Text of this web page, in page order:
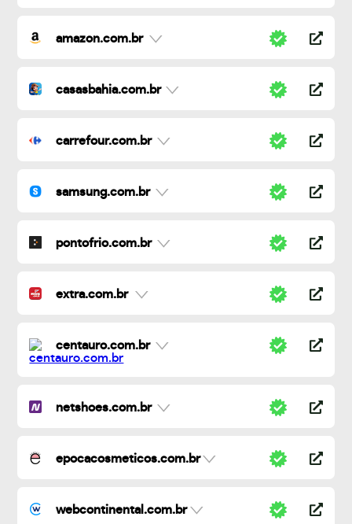
amazon.com.br
casasbahia.com.br
carrefour.com.br
samsung.com.br
pontofrio.com.br
extra.com.br
centauro.com.br
netshoes.com.br
epocacosmeticos.com.br
webcontinental.com.br